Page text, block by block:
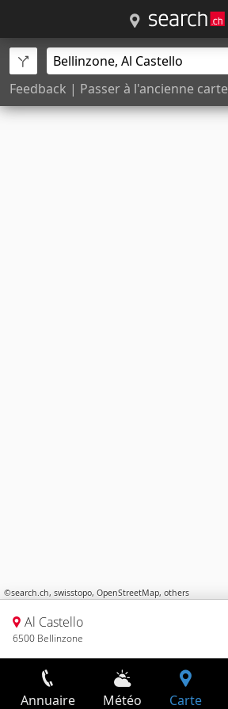
Feedback | Passer à l'ancienne carte
©search.ch, swisstopo, OpenStreetMap, others
Al Castello
6500 Bellinzone
Annuaire Météo Carte